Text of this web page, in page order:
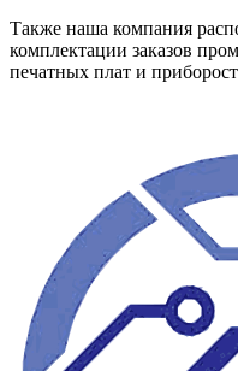
Также наша компания
комплектации заказов
печатных плат и